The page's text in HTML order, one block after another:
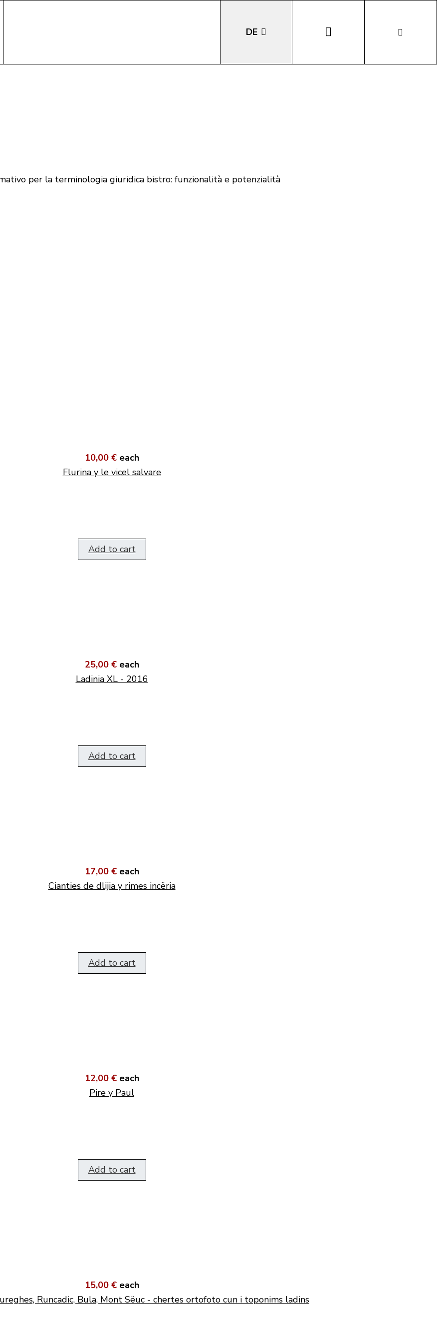
DE
per la terminologia giuridica bistro: funzionalità e potenzialità
10,00 € each
Flurina y le vicel salvare
Add to cart
25,00 € each
Ladinia XL - 2016
Add to cart
17,00 € each
Cianties de dlijia y rimes incëria
Add to cart
12,00 € each
Pire y Paul
Add to cart
15,00 € each
Runcadic, Bula, Mont Sëuc - chertes ortofoto cun i toponims ladins